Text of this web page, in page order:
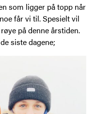
som ligger på topp når
får vi til. Spesielt vil
på denne årstiden.
siste dagene;